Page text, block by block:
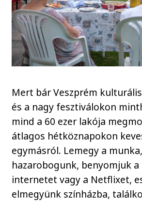
Mert bár Veszprém
és a nagy fesztiválokon
mind a 60 ezer lakója
átlagos hétköznapokon
egymásról. Lemegy a munka,
hazarobogunk, benyomjuk a
internetet vagy a Netflixet,
elmegyünk színházba,